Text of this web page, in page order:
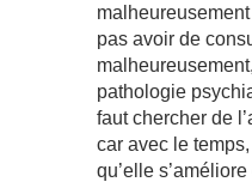
pas avoir de
pathologie
faut chercher de
car avec le
qu’elle